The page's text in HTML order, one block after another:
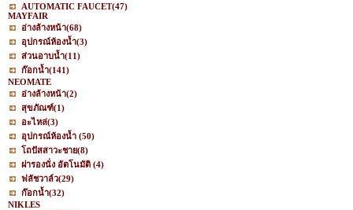
AUTOMATIC FAUCET(47)
MAYFAIR
อ่างล้างหน้า(68)
อุปกรณ์ห้องน้ำ(3)
ส่วนอาบน้ำ(11)
ก๊อกน้ำ(141)
NEOMATE
อ่างล้างหน้า(2)
สุขภัณฑ์(1)
อะไหล่(3)
อุปกรณ์ห้องน้ำ (50)
โถปัสสาวะชาย(8)
ฝารองนั่ง อัตโนมัติ (4)
ฟลัชวาล์ว(29)
ก๊อกน้ำ(32)
NIKLES